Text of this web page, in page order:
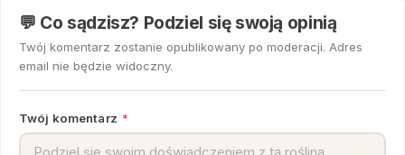
💬 Co sądzisz? Podziel się swoją opinią
Twój komentarz zostanie opublikowany po moderacji. Adres
email nie będzie widoczny.
Twój komentarz *